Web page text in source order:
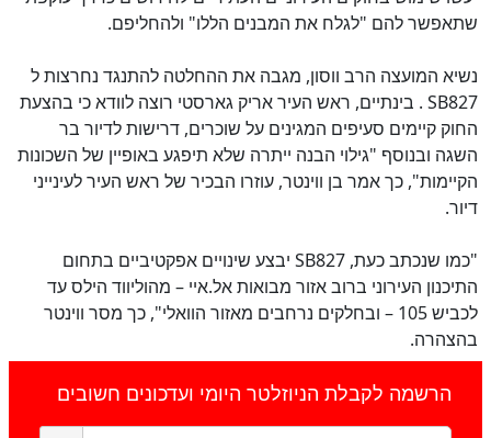
שתאפשר להם "לגלח את המבנים הללו" ולהחליפם.
נשיא המועצה הרב ווסון, מגבה את ההחלטה להתנגד נחרצות ל
SB827 . בינתיים, ראש העיר אריק גארסטי רוצה לוודא כי בהצעת
החוק קיימים סעיפים המגינים על שוכרים, דרישות לדיור בר
השגה ובנוסף "גילוי הבנה ייתרה שלא תיפגע באופיין של השכונות
הקיימות", כך אמר בן ווינטר, עוזרו הבכיר של ראש העיר לעינייני
דיור.
"כמו שנכתב כעת, SB827 יבצע שינויים אפקטיביים בתחום
התיכנון העירוני ברוב אזור מבואות אל.איי – מהוליווד הילס עד
לכביש 105 – ובחלקים נרחבים מאזור הוואלי", כך מסר ווינטר
בהצהרה.
הרשמה לקבלת הניוזלטר היומי ועדכונים חשובים